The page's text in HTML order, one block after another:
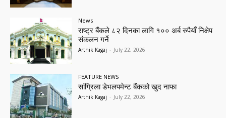
News
राष्ट्र बैंकले ८२ दिनका लागि १०० अर्ब रुपैयाँ निक्षेप
संकलन गर्ने
Arthik Kagaj - July 22, 2026
FEATURE NEWS
सांग्रिला डेभलपमेन्ट बैंकको खुद नाफा
Arthik Kagaj - July 22, 2026